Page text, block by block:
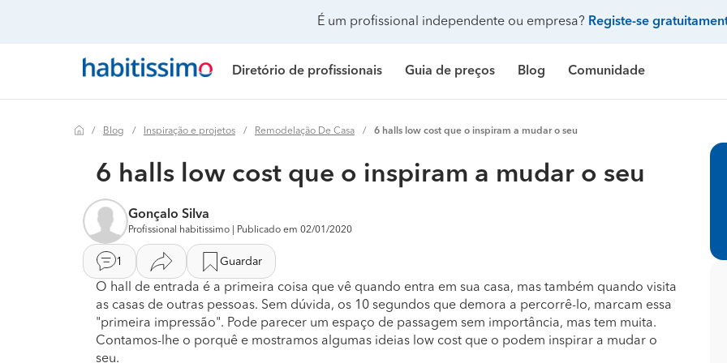
É um profissional independente ou empresa? Registe-se
Diretório de profissionais
Painéis solares
Instalação elétrica
Isolamento térmico
Toldos
Instalação de gás
Remodelação casa de banho
Remodelação de casa
Remodelação de escritório
Remodelação de edifício
Remodelação de piscina
Arquitetos
Topógrafos
Pedreiros
Climatização e ar
Guia de preços
Preço Painéis solares
Preço Isolamento térmico
Preço Toldos
Preço Climatização e ar condicionado
Preço Instalação de gás
Preço Remodelação casa de banho
Preço Remodelação de casa
Preço Remodelação de edifício
Preço Remodelação de piscina
Preço Construção de casa
Preço Terraplanagem e demolições
Preço Construção de edifício
Blog
Remodelação de casa
Remodelação de cozinha
Decoração de interiores
Jardinagem
Pintura
Construção de casa
Decoração de interiores
Remodelação casa de banho Carpintaria e marcenaria
Remodelação casa de banho
Comunidade
Blog Inspiração e projetos Remodelação De Casa 6 halls low cost que o inspiram a mudar o seu
6 halls low cost que o inspiram a mudar o seu
Gonçalo Silva
Profissional habitissimo | Publicado em 02/01/2020
1 Guardar
O hall de entrada é a primeira coisa que vê quando entra em sua casa, mas também quando visita
as casas de outras pessoas. Sem dúvida, os 10 segundos que demora a percorrê-lo, marcam essa
"primeira impressão". Pode parecer um espaço de passagem sem importância, mas tem muita.
Contamos-lhe o porquê e mostramos algumas ideias low cost que o podem inspirar a mudar o
seu.